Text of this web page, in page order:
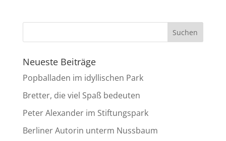
Neueste Beiträge
Popballaden im idyllischen Park
Bretter, die viel Spaß bedeuten
Peter Alexander im Stiftungspark
Berliner Autorin unterm Nussbaum